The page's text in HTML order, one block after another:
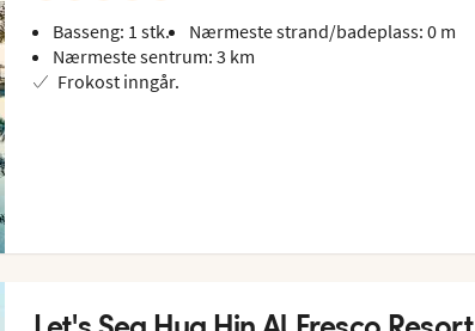
Basseng: 1 stk.
Nærmeste strand/badeplass: 0 m
Nærmeste sentrum: 3 km
Frokost inngår.